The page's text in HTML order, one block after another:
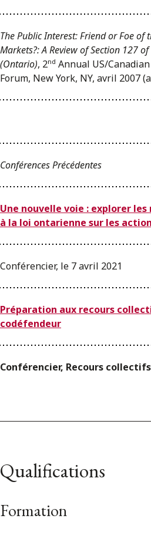
The Public Interest: Friend or Foe of
Markets?: A Review of Section 127
(Ontario), 2nd Annual US/
Forum, New York, NY, avril 2007
Conférences Précédentes
Une nouvelle voie : explorer
à la loi ontarienne sur les
Conférencier, le 7 avril 2021
Préparation aux recours
codéfendeur
Conférencier, Recours
Qualifications
Formation